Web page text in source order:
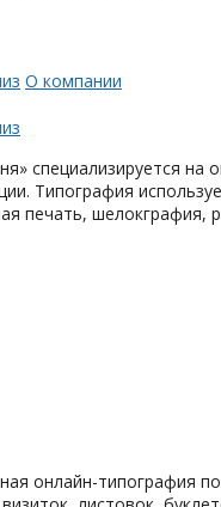
О компании
специализируется на
Типография
печать, шелокграфия,
онлайн-типография